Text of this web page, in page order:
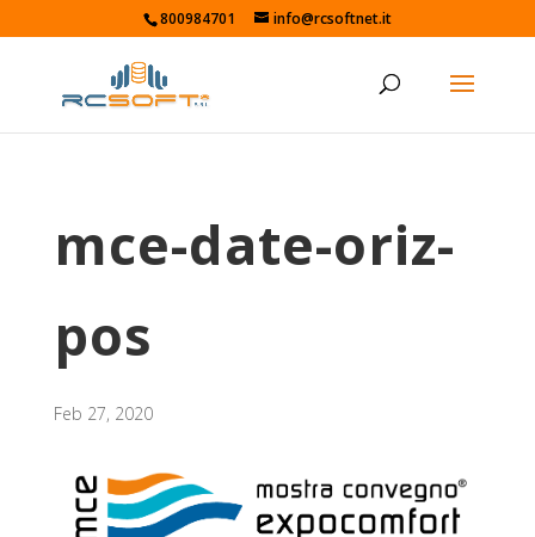
800984701 info@rcsoftnet.it
mce-date-oriz-
pos
Feb 27, 2020